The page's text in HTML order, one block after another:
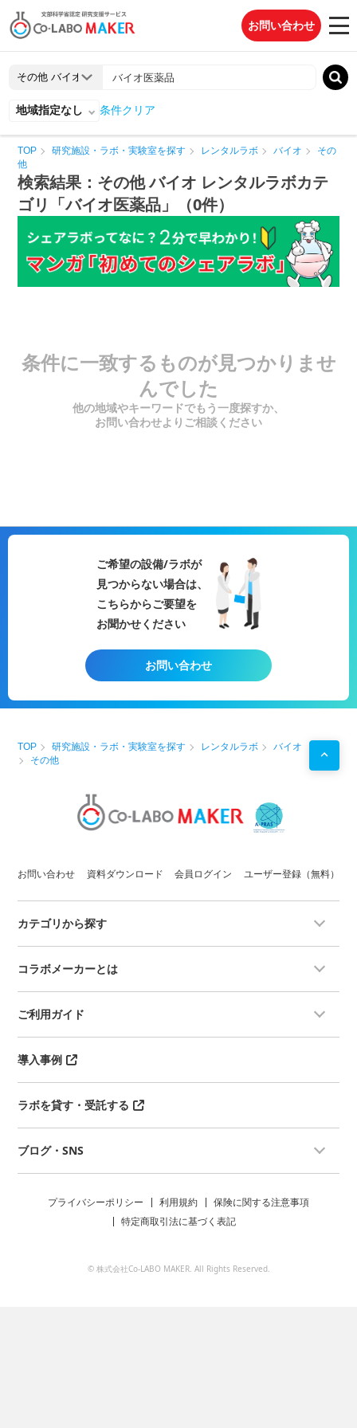
お問い合わせ
地域指定なし 条件クリア
TOP 研究施設・ラボ・実験室を探す レンタルラボ バイオ
その
他
検索結果：その他 バイオ レンタルラボカテ
ゴリ「バイオ医薬品」（0件）
条件に一致するものが見つかりませ
んでした
他の地域やキーワードでもう一度探すか、
お問い合わせよりご相談ください
ご希望の設備/ラボが
見つからない場合は、
こちらからご要望を
お聞かせください
お問い合わせ
TOP 研究施設・ラボ・実験室を探す レンタルラボ
バイオ
その他
お問い合わせ 資料ダウンロード 会員ログイン ユーザー登録（無料）
カテゴリから探す
コラボメーカーとは
ご利用ガイド
導入事例
ラボを貸す・受託する
ブログ・SNS
プライバシーポリシー 利用規約
保険に関する注意事項
特定商取引法に基づく表記
© 株式会社Co-LABO MAKER. All Rights Reserved.